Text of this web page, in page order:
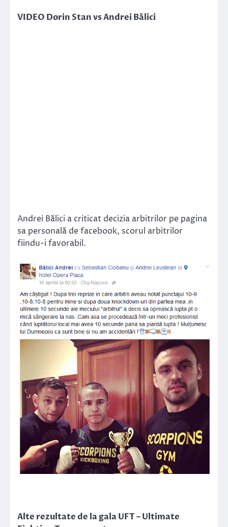
VIDEO Dorin Stan vs Andrei Bălici
Andrei Bălici a criticat decizia arbitrilor pe pagina
sa personală de facebook, scorul arbitrilor
fiindu-i favorabil.
Alte rezultate de la gala UFT – Ultimate